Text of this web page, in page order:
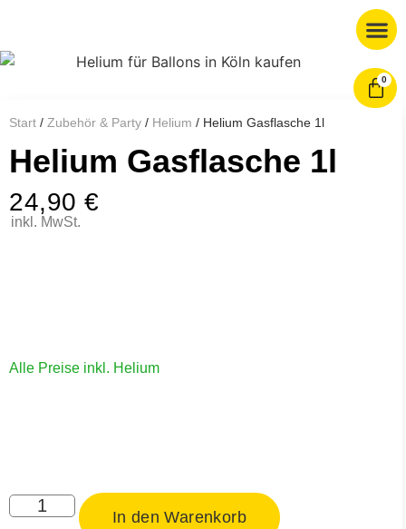
0
Start / Zubehör & Party / Helium / Helium Gasflasche 1l
Helium Gasflasche 1l
24,90 €
inkl. MwSt.
Alle Preise inkl. Helium
In den Warenkorb